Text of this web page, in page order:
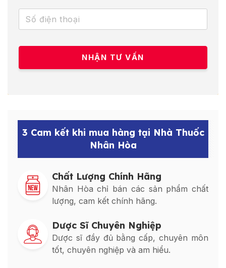
3 Cam kết khi mua hàng tại Nhà Thuốc
Nhân Hòa
Chất Lượng Chính Hãng
Nhân Hòa chỉ bán các sản phẩm chất
lượng, cam kết chính hãng.
Dược Sĩ Chuyên Nghiệp
Dược sĩ đầy đủ bằng cấp, chuyên môn
tốt, chuyên nghiệp và am hiểu.